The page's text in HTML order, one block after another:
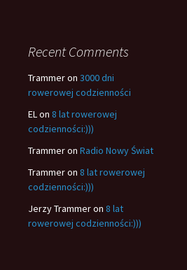
Recent Comments
Trammeron 3000 dni
rowerowej codzienności
ELon 8 lat rowerowej
codzienności:)))
Trammeron Radio Nowy Świat
Trammeron 8 lat rowerowej
codzienności:)))
Jerzy Trammeron 8 lat
rowerowej codzienności:)))